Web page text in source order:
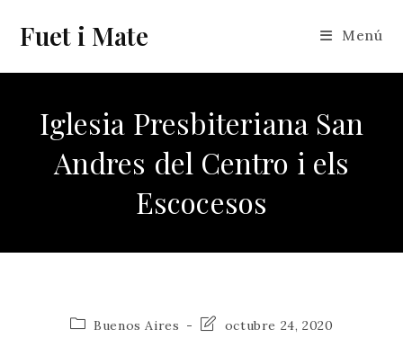
contingut
Fuet i Mate Menú
Iglesia Presbiteriana San
Andres del Centro i els
Escocesos
Categoria
Buenos Aires
Últimaoctubre 24, 2020